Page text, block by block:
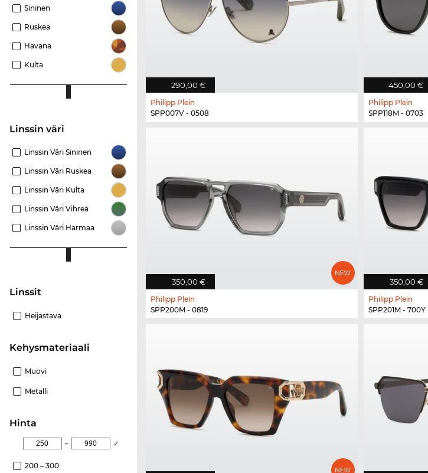
Sininen
Ruskea
Havana
Kulta
Linssin väri
Linssin Väri Sininen
Linssin Väri Ruskea
Linssin Väri Kulta
Linssin Väri Vihreä
Linssin Väri Harmaa
Linssit
Heijastava
Kehysmateriaali
Muovi
Metalli
Hinta
– ✓
200 – 300
290,00 €
Philipp Plein
SPP007V - 0508
450,00 €
Philipp Plein
SPP118M - 0703
350,00 €
Philipp Plein
SPP200M - 0819
350,00 €
Philipp Plein
SPP201M - 700Y